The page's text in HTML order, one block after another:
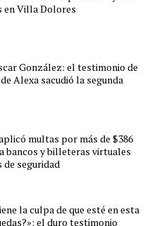
en Villa Dolores
González: el testimonio de
Alexa sacudió la segunda
multas por más de $386
bancos y billeteras virtuales
seguridad
la culpa de que esté en esta
el duro testimonio